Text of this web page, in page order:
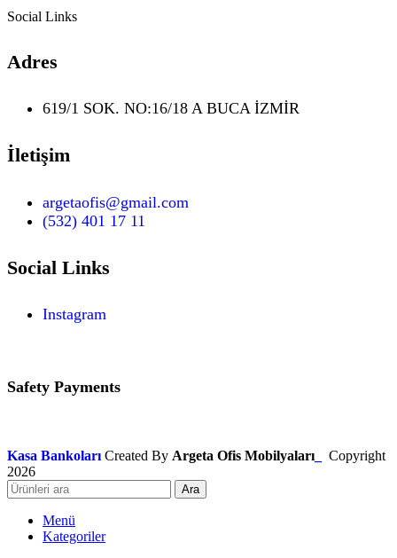
Social Links
Adres
619/1 SOK. NO:16/18 A BUCA İZMİR
İletişim
argetaofis@gmail.com
(532) 401 17 11
Social Links
Instagram
Safety Payments
Kasa Bankoları Created By Argeta Ofis Mobilyaları
Copyright
2026
Ara
Menü
Kategoriler